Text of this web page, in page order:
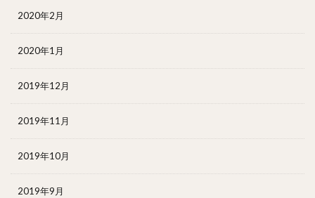
2020年2月
2020年1月
2019年12月
2019年11月
2019年10月
2019年9月